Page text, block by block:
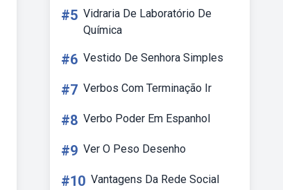
#5 Vidraria De Laboratório De
Química
#6 Vestido De Senhora Simples
#7 Verbos Com Terminação Ir
#8 Verbo Poder Em Espanhol
#9 Ver O Peso Desenho
#10 Vantagens Da Rede Social